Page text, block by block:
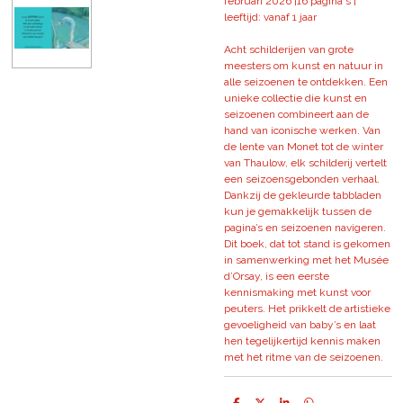
leeftijd: vanaf 1 jaar
Acht schilderijen van grote
meesters om kunst en natuur in
alle seizoenen te ontdekken. Een
unieke collectie die kunst en
seizoenen combineert aan de
hand van iconische werken. Van
de lente van Monet tot de winter
van Thaulow, elk schilderij vertelt
een seizoensgebonden verhaal.
Dankzij de gekleurde tabbladen
kun je gemakkelijk tussen de
pagina’s en seizoenen navigeren.
Dit boek, dat tot stand is gekomen
in samenwerking met het Musée
d’Orsay, is een eerste
kennismaking met kunst voor
peuters. Het prikkelt de artistieke
gevoeligheid van baby’s en laat
hen tegelijkertijd kennis maken
met het ritme van de seizoenen.